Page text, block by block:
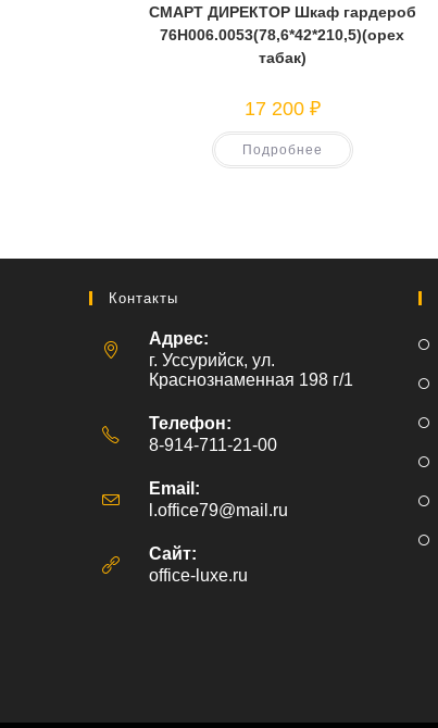
СМАРТ ДИРЕКТОР Шкаф гардероб
76Н006.0053(78,6*42*210,5)(орех
табак)
17 200 ₽
Подробнее
Контакты
Адрес:
г. Уссурийск, ул.
Краснознаменная 198 г/1
Телефон:
8-914-711-21-00
Email:
l.office79@mail.ru
Сайт:
office-luxe.ru